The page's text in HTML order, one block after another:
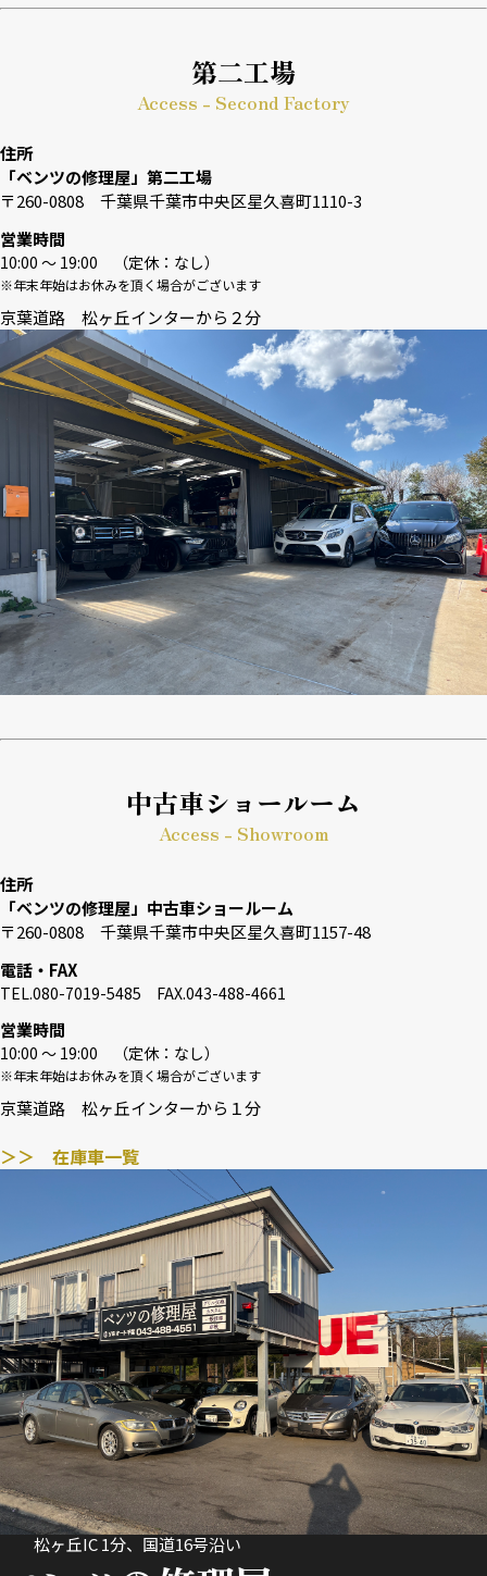
第二工場
Access - Second Factory
住所
「ベンツの修理屋」第二工場
〒260-0808 千葉県千葉市中央区星久喜町1110-3
営業時間
10:00 〜 19:00 （定休：なし）
※年末年始はお休みを頂く場合がございます
京葉道路 松ヶ丘インターから２分
中古車ショールーム
Access - Showroom
住所
「ベンツの修理屋」中古車ショールーム
〒260-0808 千葉県千葉市中央区星久喜町1157-48
電話・FAX
TEL.080-7019-5485 FAX.043-488-4661
営業時間
10:00 〜 19:00 （定休：なし）
※年末年始はお休みを頂く場合がございます
京葉道路 松ヶ丘インターから１分
＞＞ 在庫車一覧
松ヶ丘IC 1分、国道16号沿い